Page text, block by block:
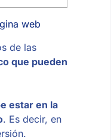
web
de las
que pueden
estar en la
. Es decir, en